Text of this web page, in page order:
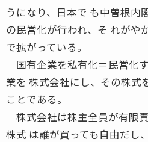
うになり、日本で も中曽根内
の民営化が行われ、そ れがや
で拡がっている。
国有企業を私有化＝民営化
業を 株式会社にし、その株式
ことである。
株式会社は株主全員が有限
株式 は誰が買っても自由だし